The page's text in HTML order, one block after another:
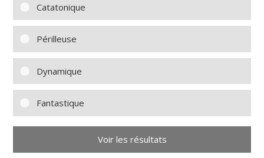
Catatonique
Périlleuse
Dynamique
Fantastique
Voir les résultats